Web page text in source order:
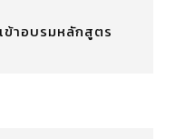
ข้าอบรมหลักสูตร